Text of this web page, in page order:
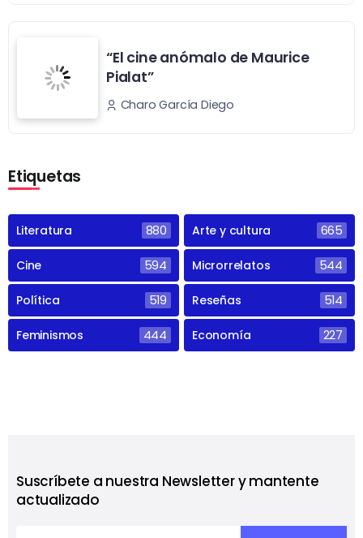
“El cine anómalo de Maurice
Pialat”
Charo García Diego
Etiquetas
Literatura 880 Arte y cultura 665
Cine 594 Microrrelatos 544
Política 519 Reseñas 514
Feminismos 444 Economía 227
Suscríbete a nuestra Newsletter y mantente
actualizado